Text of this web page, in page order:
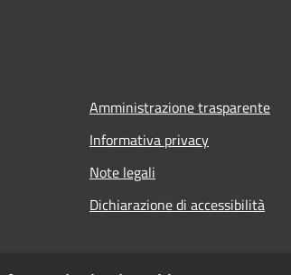
Amministrazione trasparente
Informativa privacy
Note legali
Dichiarazione di accessibilità